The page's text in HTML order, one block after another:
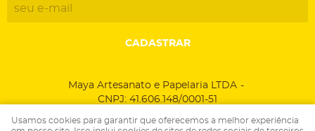
CADASTRAR
Maya Artesanato e Papelaria LTDA
CNPJ: 41.606.148/0001-51
Usamos cookies para garantir que oferecemos a melhor experiência